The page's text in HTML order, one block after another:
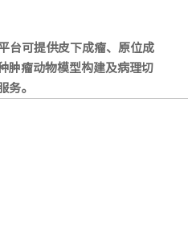
台可提供皮下成瘤、原位成
肿瘤动物模型构建及病理切
务。